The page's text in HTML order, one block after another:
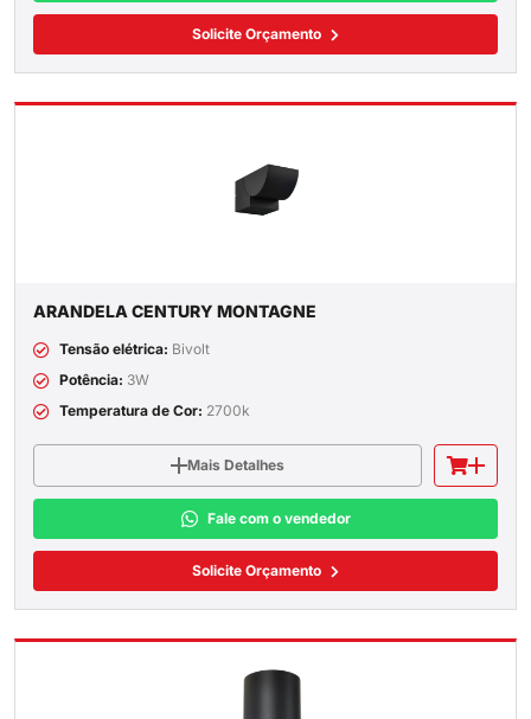
Solicite Orçamento
ARANDELA CENTURY MONTAGNE
Tensão elétrica: Bivolt
Potência: 3W
Temperatura de Cor: 2700k
Mais Detalhes
Fale com o vendedor
Solicite Orçamento